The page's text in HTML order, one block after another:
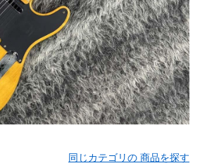
同じカテゴリの 商品を探す